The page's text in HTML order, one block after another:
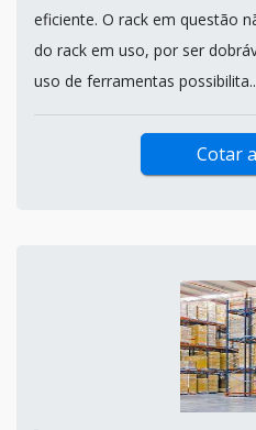
eficiente. O rack em questão
do rack em uso, por ser
uso de ferramentas
Cotar